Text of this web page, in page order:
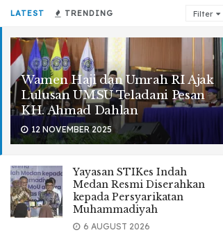
LATEST TRENDING Filter
Wamen Haji dan Umrah RI Ajak
Lulusan UMSU Teladani Pesan
KH. Ahmad Dahlan
12 NOVEMBER 2025
Yayasan STIKes Indah
Medan Resmi Diserahkan
kepada Persyarikatan
Muhammadiyah
6 AUGUST 2026